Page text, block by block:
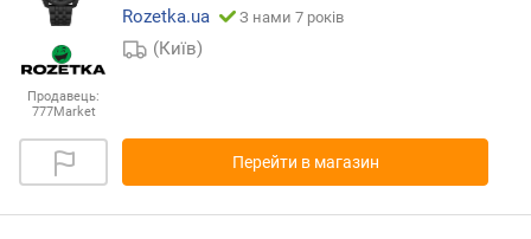
Продавець:
777Market
Rozetka.ua
З нами 7 років
(Київ)
Перейти в магазин